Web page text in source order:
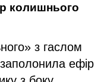
колишнього
з гаслом
ефір